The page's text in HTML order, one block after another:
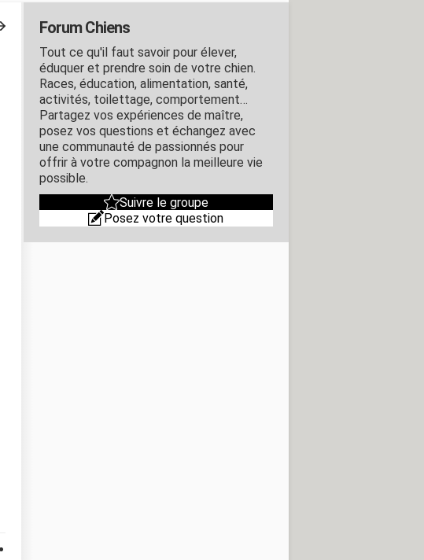
Forum Chiens
Tout ce qu'il faut savoir pour élever,
éduquer et prendre soin de votre chien.
Races, éducation, alimentation, santé,
activités, toilettage, comportement…
Partagez vos expériences de maître,
posez vos questions et échangez avec
une communauté de passionnés pour
offrir à votre compagnon la meilleure vie
possible.
Suivre le groupe
Posez votre question